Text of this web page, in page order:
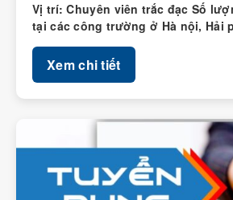
Vị trí: Chuyên viên trắc đạc Số
tại các công trường ở Hà nội, Hải
Xem chi tiết